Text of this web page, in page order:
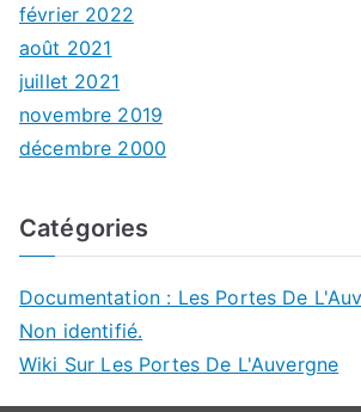
février 2022
août 2021
juillet 2021
novembre 2019
décembre 2000
Catégories
Documentation : Les Portes De
Non identifié.
Wiki Sur Les Portes De L'Auvergne